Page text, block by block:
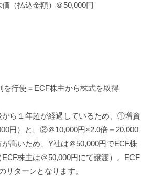
（払込金額）＠50,000円
を行使＝ECF株主から株式を取得
から１年超が経過しているため、①増資
円）と、②＠10,000円×2.0倍＝20,000
高いため、Y社は＠50,000円でECF株
株主は＠50,000円にて譲渡）。ECF
リターンとなります。